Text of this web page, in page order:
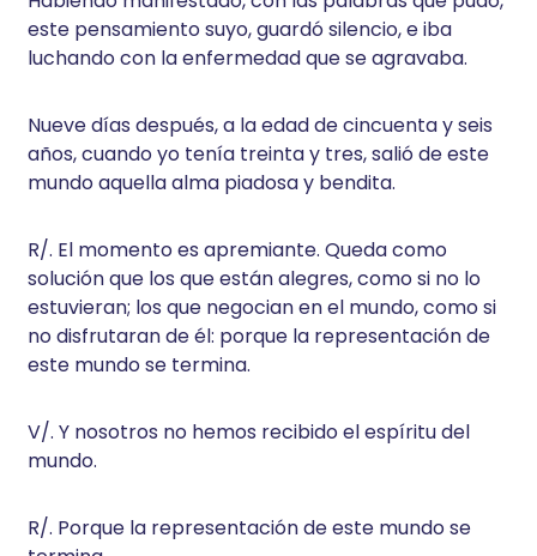
este pensamiento suyo, guardó silencio, e iba
luchando con la enfermedad que se agravaba.
Nueve días después, a la edad de cincuenta y seis
años, cuando yo tenía treinta y tres, salió de este
mundo aquella alma piadosa y bendita.
R/. El momento es apremiante. Queda como
solución que los que están alegres, como si no lo
estuvieran; los que negocian en el mundo, como si
no disfrutaran de él: porque la representación de
este mundo se termina.
V/. Y nosotros no hemos recibido el espíritu del
mundo.
R/. Porque la representación de este mundo se